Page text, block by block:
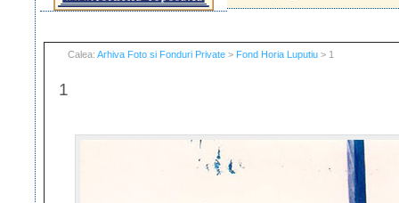
Calea: Arhiva Foto si Fonduri Private > Fond Horia Luputiu > 1
1